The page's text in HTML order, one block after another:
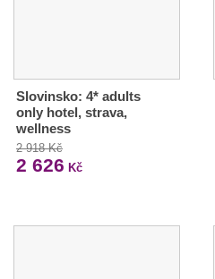
Slovinsko: 4* adults
only hotel, strava,
wellness
2 918 Kč
2 626 Kč